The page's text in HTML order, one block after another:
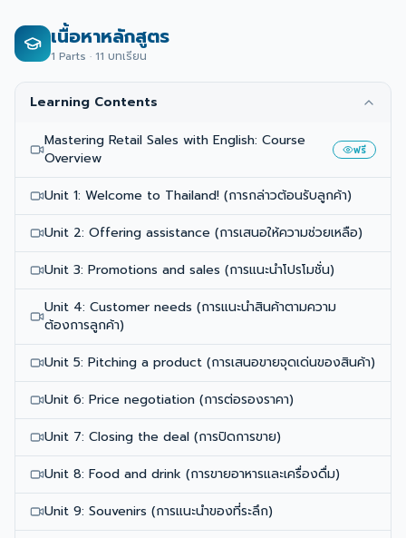
เนื้อหาหลักสูตร
1 Parts · 11 บทเรียน
Learning Contents
Mastering Retail Sales with English: Course
Overview
ฟรี
Unit 1: Welcome to Thailand! (การกล่าวต้อนรับลูกค้า)
Unit 2: Offering assistance (การเสนอให้ความช่วยเหลือ)
Unit 3: Promotions and sales (การแนะนำโปรโมชั่น)
Unit 4: Customer needs (การแนะนำสินค้าตามความ
ต้องการลูกค้า)
Unit 5: Pitching a product (การเสนอขายจุดเด่นของสินค้า)
Unit 6: Price negotiation (การต่อรองราคา)
Unit 7: Closing the deal (การปิดการขาย)
Unit 8: Food and drink (การขายอาหารและเครื่องดื่ม)
Unit 9: Souvenirs (การแนะนำของที่ระลึก)